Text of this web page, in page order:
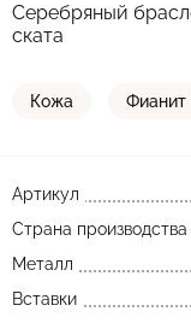
Серебряный
ската
Кожа Фианит
Артикул
Страна производства
Металл
Вставки